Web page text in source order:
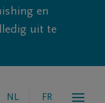
en
uit te
NL FR